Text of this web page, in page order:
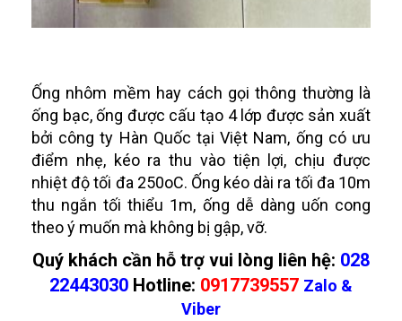
Ống nhôm mềm hay cách gọi thông thường là
ống bạc, ống được cấu tạo 4 lớp được sản xuất
bởi công ty Hàn Quốc tại Việt Nam, ống có ưu
điểm nhẹ, kéo ra thu vào tiện lợi, chịu được
nhiệt độ tối đa 250oC. Ống kéo dài ra tối đa 10m
thu ngắn tối thiểu 1m, ống dễ dàng uốn cong
theo ý muốn mà không bị gập, vỡ.
Quý khách cần hỗ trợ vui lòng liên hệ: 028
22443030 Hotline: 0917739557 Zalo &
Viber